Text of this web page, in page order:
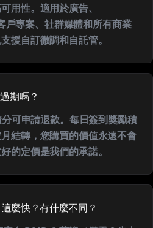
用性。適用於廣告、
戶專案、社群媒體和所有商業
援自訂微調和自託管。
期嗎？
可申請退款。每日簽到獎勵積
結轉，您購買的價值永遠不會
的定價是我們的承諾。
麼快？有什麼不同？